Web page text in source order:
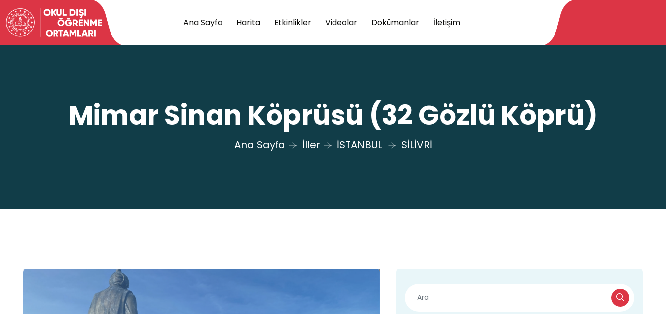
Ana Sayfa Harita Etkinlikler Videolar Dokümanlar İletişim
Mimar Sinan Köprüsü (32 Gözlü Köprü)
Ana Sayfa İller İSTANBUL SİLİVRİ